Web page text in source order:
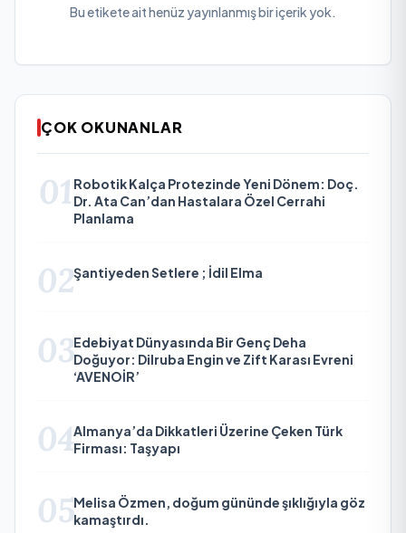
Bu etikete ait henüz yayınlanmış bir içerik yok.
ÇOK OKUNANLAR
01 Robotik Kalça Protezinde Yeni Dönem: Doç.
Dr. Ata Can’dan Hastalara Özel Cerrahi
Planlama
02Şantiyeden Setlere ; İdil Elma
03Edebiyat Dünyasında Bir Genç Deha
Doğuyor: Dilruba Engin ve Zift Karası Evreni
‘AVENOİR’
04Almanya’da Dikkatleri Üzerine Çeken Türk
Firması: Taşyapı
05Melisa Özmen, doğum gününde şıklığıyla göz
kamaştırdı.